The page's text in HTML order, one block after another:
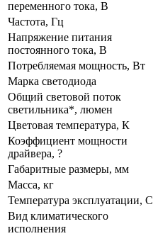
переменного тока, В
Частота, Гц
Напряжение питания
постоянного тока, В
Потребляемая мощность, Вт
Марка светодиода
Общий световой поток
светильника*, люмен
Цветовая температура, К
Коэффициент мощности
драйвера, ?
Габаритные размеры, мм
Масса, кг
Температура эксплуатации, С
Вид климатического
исполнения